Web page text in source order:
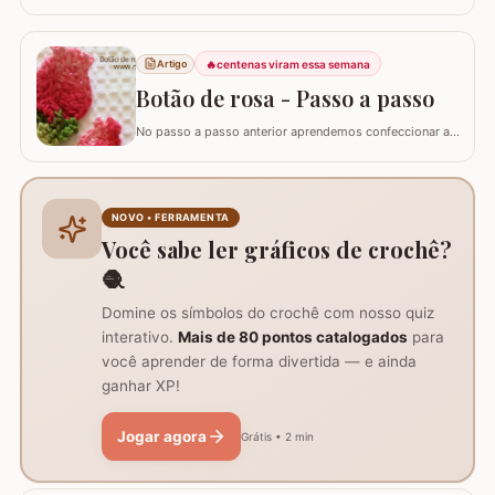
Sauberlich Crochêt. Utilizei fio Duna e flor Camélia Fio
Duna Branco 8001 (4 novelos de 340m ou 8 de 140m)
Fio Duna Vermelho 3542 (1 novelo de 340m) Fio Duna
Verde 9392 (apenas para as folhas)…
Artigo 🔥centenas viram essa semana
Botão de rosa - Passo a passo
No passo a passo anterior aprendemos confeccionar a
grupo Viciadas em crochê. Fiz o passo a passo com
algumas poucas diferenças e também para auxil
NOVO • FERRAMENTA
Você sabe ler gráficos de crochê?
🧶
Domine os símbolos do crochê com nosso quiz
interativo. Mais de 80 pontos catalogados para
você aprender de forma divertida — e ainda
ganhar XP!
Jogar agora Grátis • 2 min